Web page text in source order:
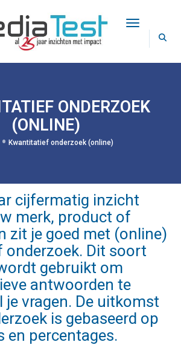
Toggle
ONDERZOEK
(ONLINE)
Kwantitatief onderzoek (online)
cijfermatig inzicht
merk, product of
zit je goed met (online)
Dit soort
gebruikt om
antwoorden te
je vragen. De uitkomst
is gebaseerd op
en percentages.